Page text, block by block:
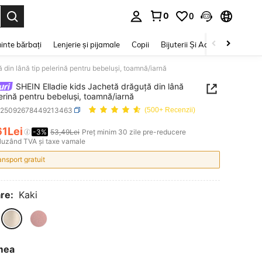
0 0
bărbați Lenjerie și pijamale Copii Bijuterii Și Accesorii
din lână tip pelerină pentru bebeluși, toamnă/iarnă
SHEIN Elladie kids Jachetă drăguță din lână
pentru bebeluși, toamnă/iarnă
(500+ Recenzii)
AND AVAILABILITY
-3% 53,49Lei Preț minim 30 zile pre-reducere
TVA și taxe vamale
gratuit
Kaki